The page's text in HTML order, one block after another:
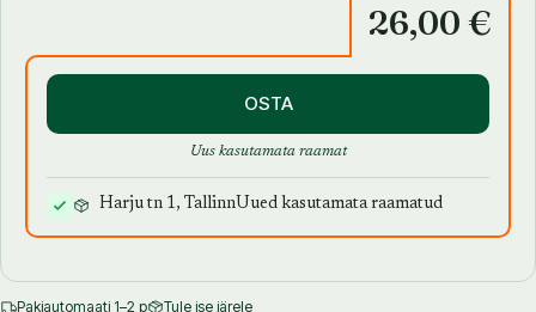
26,00 €
OSTA
Uus kasutamata raamat
Harju tn 1, TallinnUued kasutamata raamatud
Pakiautomaati 1–2 p
Tule ise järele